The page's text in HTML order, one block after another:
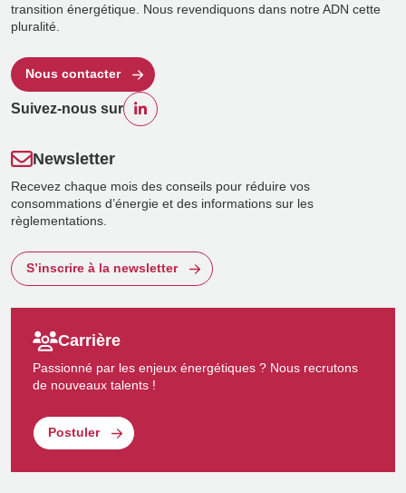
transition énergétique. Nous revendiquons dans notre ADN cette
pluralité.
Nous contacter
Suivez-nous sur
Newsletter
Recevez chaque mois des conseils pour réduire vos
consommations d’énergie et des informations sur les
règlementations.
S’inscrire à la newsletter
Carrière
Passionné par les enjeux énergétiques ? Nous recrutons
de nouveaux talents !
Postuler